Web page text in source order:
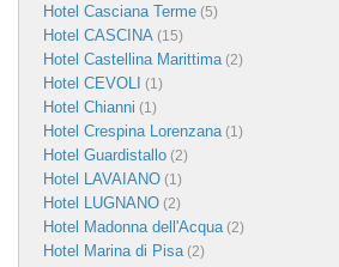
Hotel Casciana Terme (5)
Hotel CASCINA (15)
Hotel Castellina Marittima(2)
Hotel CEVOLI (1)
Hotel Chianni (1)
Hotel Crespina Lorenzana(1)
Hotel Guardistallo (2)
Hotel LAVAIANO (1)
Hotel LUGNANO (2)
Hotel Madonna dell'Acqua(2)
Hotel Marina di Pisa(2)